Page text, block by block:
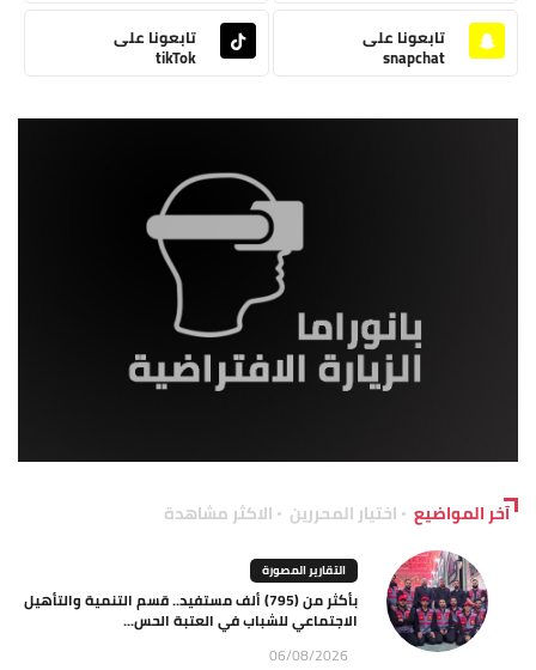
تابعونا على
snapchat
تابعونا على
tikTok
آخر المواضيع اختيار المحررين الاكثر مشاهدة
التقارير المصورة
بأكثر من (795) ألف مستفيد.. قسم التنمية والتأهيل
الاجتماعي للشباب في العتبة الحس...
06/08/2026